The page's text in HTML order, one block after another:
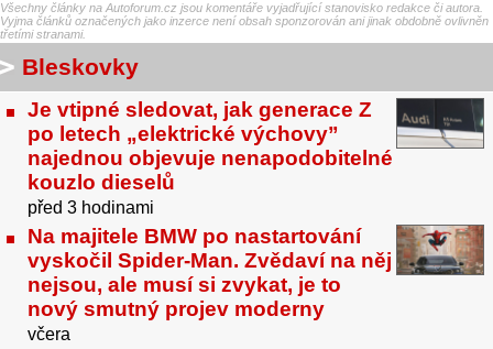
Všechny články na Autoforum.cz jsou komentáře vyjadřující stanovisko redakce či autora.
Vyjma článků označených jako inzerce není obsah sponzorován ani jinak obdobně ovlivněn
třetími stranami.
Bleskovky
Je vtipné sledovat, jak generace Z
po letech „elektrické výchovy”
najednou objevuje nenapodobitelné
kouzlo dieselů
před 3 hodinami
Na majitele BMW po nastartování
vyskočil Spider-Man. Zvědaví na něj
nejsou, ale musí si zvykat, je to
nový smutný projev moderny
včera